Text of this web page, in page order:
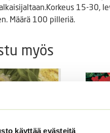
käyttää evästeitä
15-30,
Määrä 100 pilleriä.
myös